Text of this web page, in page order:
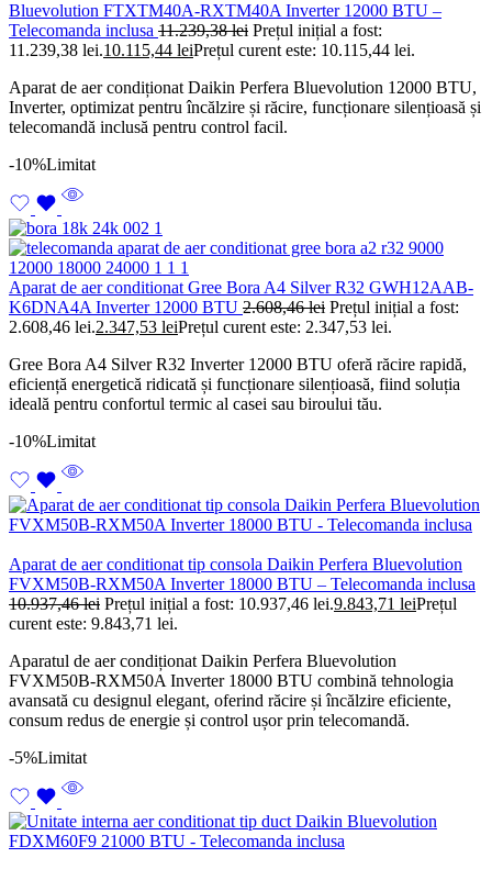
Bluevolution FTXTM40A-RXTM40A Inverter 12000 BTU –
Telecomanda inclusa 11.239,38lei Prețul inițial a fost:
11.239,38 lei.10.115,44 leiPrețul curent este: 10.115,44 lei.
Aparat de aer condiționat Daikin Perfera Bluevolution 12000 BTU,
Inverter, optimizat pentru încălzire și răcire, funcționare silențioasă și
telecomandă inclusă pentru control facil.
-10%Limitat
Aparat de aer conditionat Gree Bora A4 Silver R32 GWH12AAB-
K6DNA4A Inverter 12000 BTU 2.608,46lei Prețul inițial a fost:
2.608,46 lei.2.347,53 leiPrețul curent este: 2.347,53 lei.
Gree Bora A4 Silver R32 Inverter 12000 BTU oferă răcire rapidă,
eficiență energetică ridicată și funcționare silențioasă, fiind soluția
ideală pentru confortul termic al casei sau biroului tău.
-10%Limitat
Aparat de aer conditionat tip consola Daikin Perfera Bluevolution
FVXM50B-RXM50A Inverter 18000 BTU – Telecomanda inclusa
10.937,46lei Prețul inițial a fost: 10.937,46 lei.9.843,71 leiPrețul
curent este: 9.843,71 lei.
Aparatul de aer condiționat Daikin Perfera Bluevolution
FVXM50B-RXM50A Inverter 18000 BTU combină tehnologia
avansată cu designul elegant, oferind răcire și încălzire eficiente,
consum redus de energie și control ușor prin telecomandă.
-5%Limitat